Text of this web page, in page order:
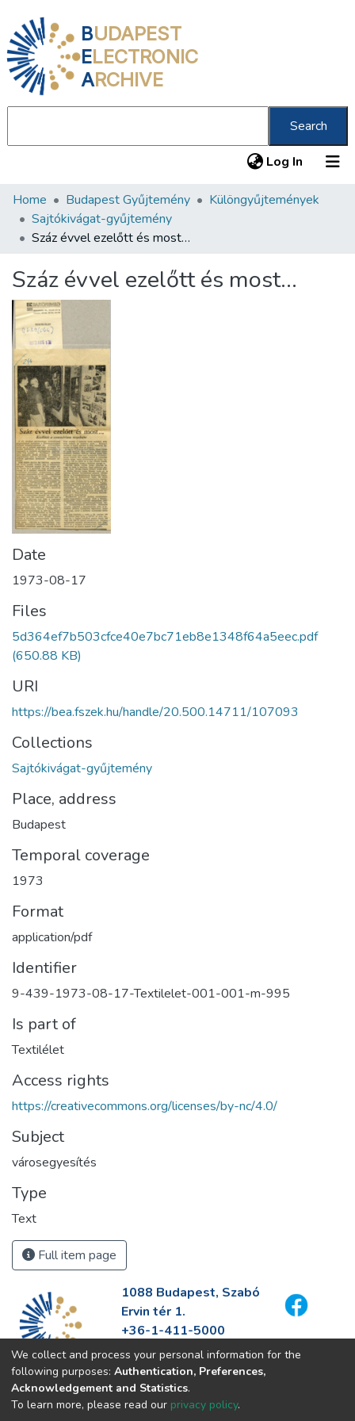
BUDAPEST
ELECTRONIC
ARCHIVE
Search
Log In (current)
Communities & Collections
All of DSpace
About us
Home Budapest Gyűjtemény
Különgyűjtemények
Sajtókivágat-gyűjtemény
Száz évvel ezelőtt és most…
Száz évvel ezelőtt és most…
Date
1973-08-17
Files
5d364ef7b503cfce40e7bc71eb8e1348f64a5eec.pdf
(650.88 KB)
URI
https://bea.fszek.hu/handle/20.500.14711/107093
Collections
Sajtókivágat-gyűjtemény
Place, address
Budapest
Temporal coverage
1973
Format
application/pdf
Identifier
9-439-1973-08-17-Textilelet-001-001-m-995
Is part of
Textilélet
Access rights
https://creativecommons.org/licenses/by-nc/4.0/
Subject
városegyesítés
Type
Text
Full item page
1088 Budapest, Szabó
Ervin tér 1.
+36-1-411-5000
info@fszek.hu
https://fszek.hu
We collect and process your personal information for the
following purposes: Authentication, Preferences,
Acknowledgement and Statistics.
To learn more, please read our privacy policy.